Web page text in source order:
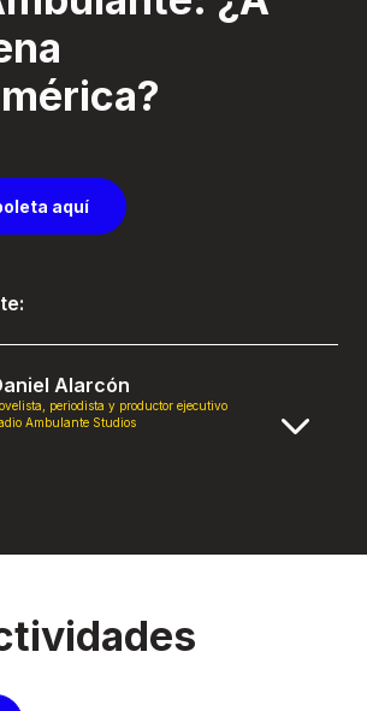
aquí
Alarcón
periodista y productor ejecutivo
Ambulante Studios